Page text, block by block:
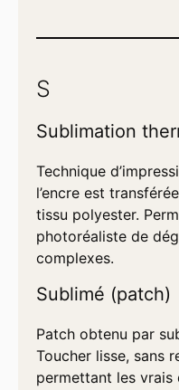
S
Sublimation
Technique
l’encre est
tissu polyester.
photoréaliste de
complexes.
Sublimé (patch)
Patch obtenu par
Toucher lisse, sans
permettant les vrais